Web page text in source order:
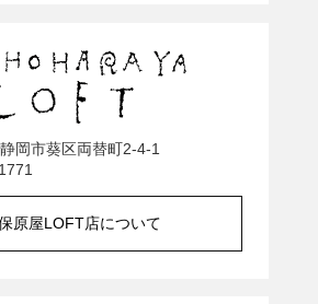
岡市葵区両替町2-4-1
原屋LOFT店について